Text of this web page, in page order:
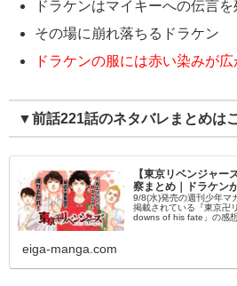
ドラケンはマイキーへの伝言を
その場に崩れ落ちるドラケン
ドラケンの服には赤い染みが
▼前話221話のネタバレまとめは
【東京リベンジャ
察まとめ｜ドラケン
9/8(水)発売の週刊少年マ
掲載されている『東京卍
downs of his fate」の感
eiga-manga.com